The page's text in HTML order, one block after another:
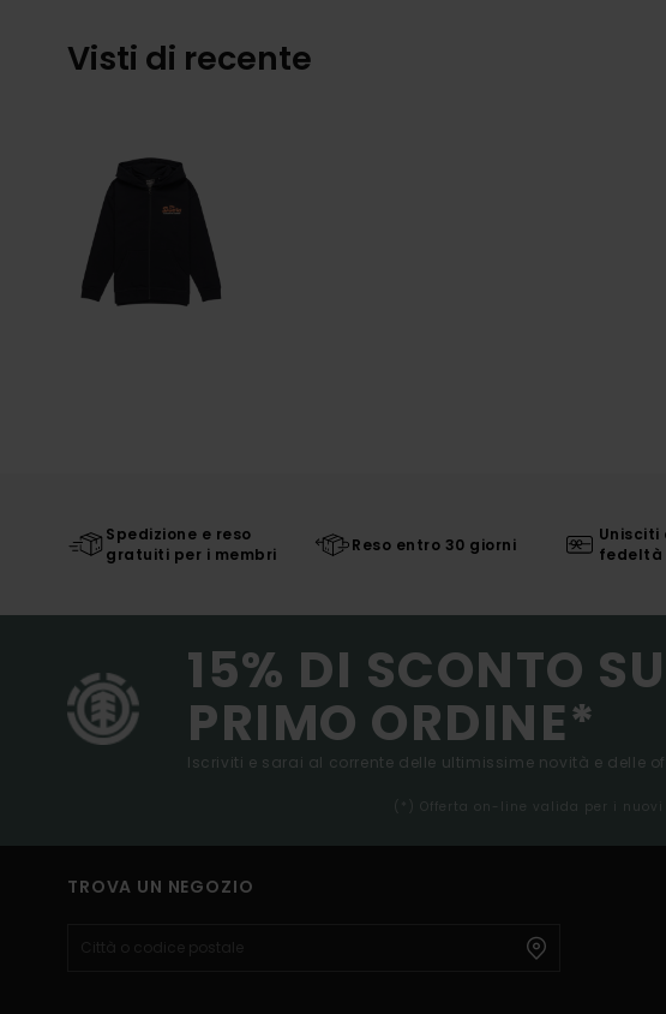
Visti di recente
Spedizione e reso
gratuiti per i membri
Reso entro 30 giorni
Unisciti
fedeltà
15% DI SCONTO
PRIMO ORDINE*
Iscriviti e sarai al corrente delle ultimissime novità e delle
(*) Offerta on-line valida per i
TROVA UN NEGOZIO